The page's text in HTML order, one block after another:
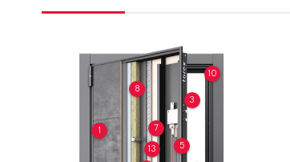
1
3
5
7
8
10
13